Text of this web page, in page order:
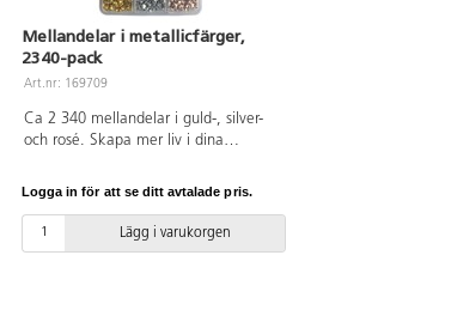
Mellandelar i metallicfärger,
2340-pack
Art.nr: 169709
Ca 2 340 mellandelar i guld-, silver-
och rosé. Skapa mer liv i dina
skimrande metallfärger. Tillverkade i
direkt solljus för att bevara kvaliteten.
Logga in för att se ditt avtalade pris.
Lägg i varukorgen